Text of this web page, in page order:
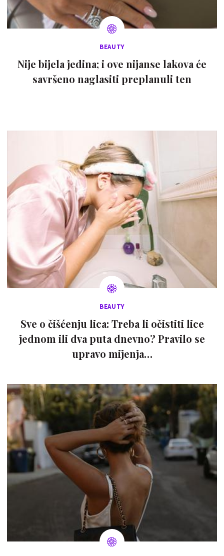
BEAUTY
Nije bijela jedina; i ove nijanse lakova će
savršeno naglasiti preplanuli ten
BEAUTY
Sve o čišćenju lica: Treba li očistiti lice
jednom ili dva puta dnevno? Pravilo se
upravo mijenja…